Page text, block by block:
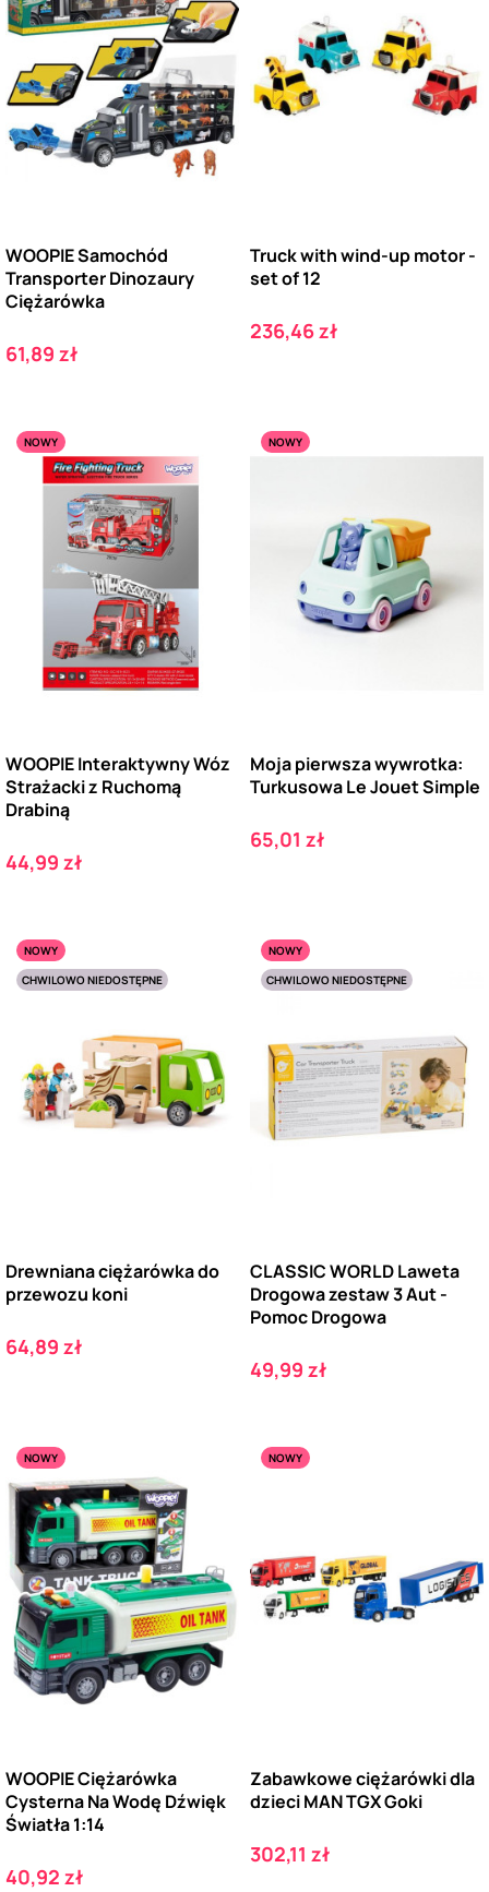
WOOPIE Samochód
Transporter Dinozaury
Ciężarówka
Cena
61,89 zł
Truck with wind-up motor -
set of 12
Cena
236,46 zł
NOWY
WOOPIE Interaktywny Wóz
Strażacki z Ruchomą
Drabiną
Cena
44,99 zł
NOWY
Moja pierwsza wywrotka:
Turkusowa Le Jouet Simple
Cena
65,01 zł
NOWY
CHWILOWO NIEDOSTĘPNE
Drewniana ciężarówka do
przewozu koni
Cena
64,89 zł
NOWY
CHWILOWO NIEDOSTĘPNE
CLASSIC WORLD Laweta
Drogowa zestaw 3 Aut -
Pomoc Drogowa
Cena
49,99 zł
NOWY
WOOPIE Ciężarówka
Cysterna Na Wodę Dźwięk
Światła 1:14
Cena
40,92 zł
NOWY
Zabawkowe ciężarówki dla
dzieci MAN TGX Goki
Cena
302,11 zł